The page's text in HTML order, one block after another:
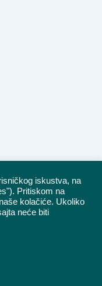
iskustva, na
Pritiskom na
kolačiće. Ukoliko
neće biti